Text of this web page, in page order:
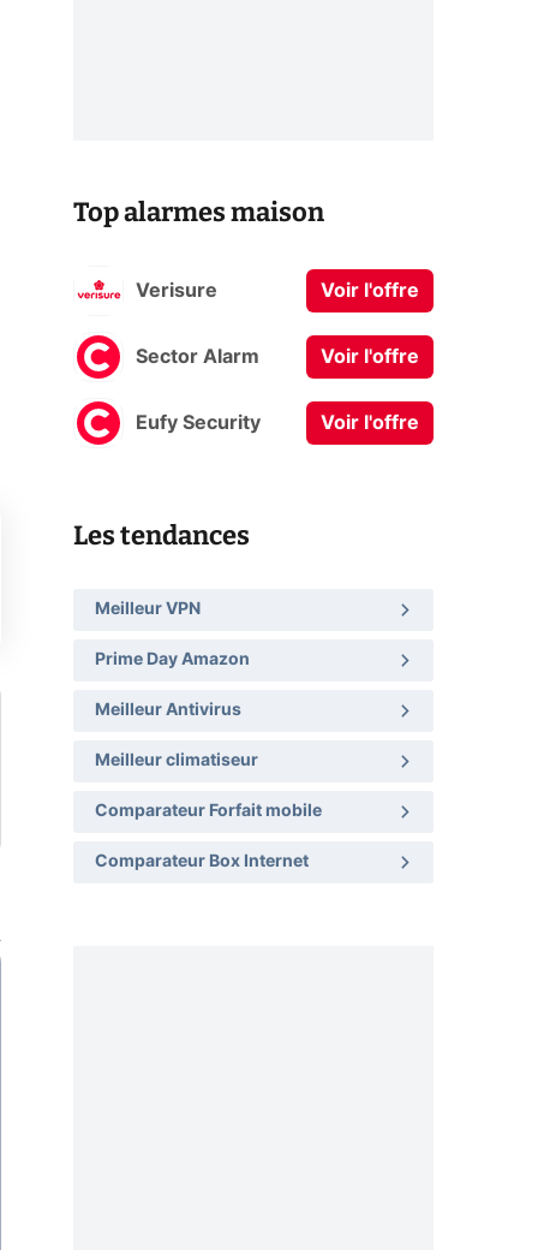
Top alarmes maison
Verisure Voir l'offre
Sector Alarm Voir l'offre
Eufy Security Voir l'offre
Les tendances
Meilleur VPN
Prime Day Amazon
Meilleur Antivirus
Meilleur climatiseur
Comparateur Forfait mobile
Comparateur Box Internet